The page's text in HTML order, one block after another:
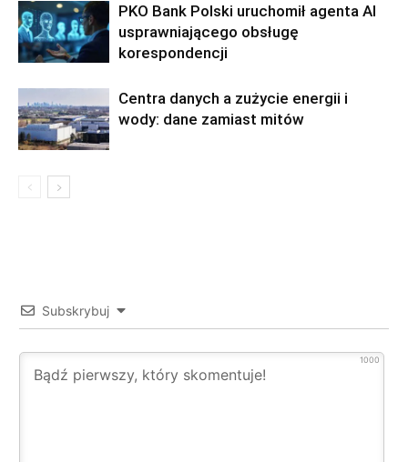
PKO Bank Polski uruchomił agenta AI
usprawniającego obsługę
korespondencji
Centra danych a zużycie energii i
wody: dane zamiast mitów
Subskrybuj
1000